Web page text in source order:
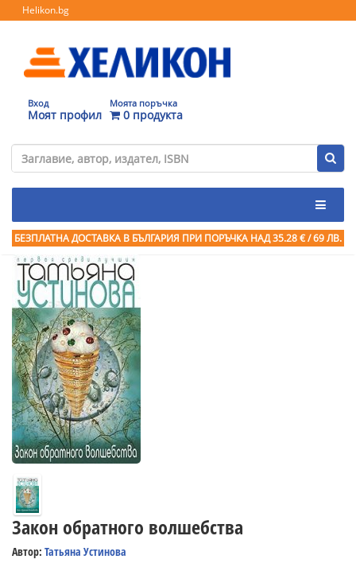
Helikon.bg
Вход
Моят профил
Моята поръчка
0 продукта
БЕЗПЛАТНА ДОСТАВКА В БЪЛГАРИЯ ПРИ ПОРЪЧКА НАД 35.28 € / 69 ЛВ.
Закон обратного волшебства
Автор: Татьяна Устинова